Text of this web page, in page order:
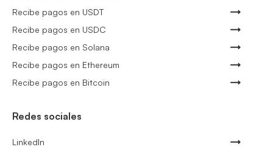
Recibe pagos en USDT
Recibe pagos en USDC
Recibe pagos en Solana
Recibe pagos en Ethereum
Recibe pagos en Bitcoin
Redes sociales
LinkedIn